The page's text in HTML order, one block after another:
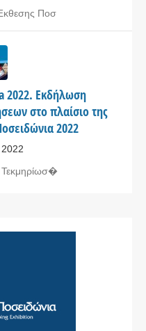
Ποσ
2022. Εκδήλωση
στο πλαίσιο της
2022
Τεκμηρίωσ�